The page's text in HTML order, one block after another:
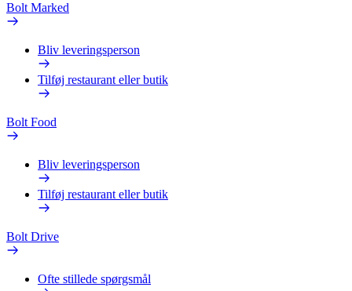
Bolt Marked
Bliv leveringsperson
Tilføj restaurant eller butik
Bolt Food
Bliv leveringsperson
Tilføj restaurant eller butik
Bolt Drive
Ofte stillede spørgsmål